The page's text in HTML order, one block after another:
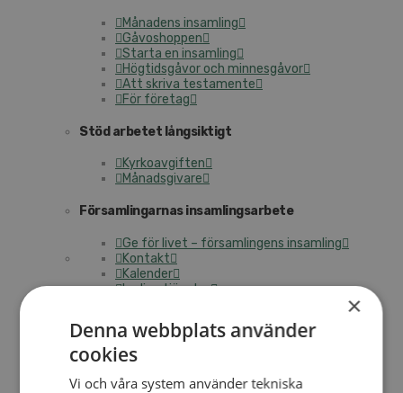
Månadens insamling
Gåvoshoppen
Starta en insamling
Högtidsgåvor och minnesgåvor
Att skriva testamente
För företag
Stöd arbetet långsiktigt
Kyrkoavgiften
Månadsgivare
Församlingarnas insamlingsarbete
Ge för livet – församlingens insamling
Kontakt
Kalender
Lediga tjänster
GE EN GÅVA
OM OSS
×
Denna webbplats använder
cookies
Vi och våra system använder tekniska